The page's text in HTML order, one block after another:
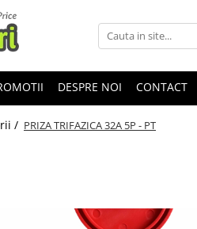
DESPRE NOI CONTACT
/ PRIZA TRIFAZICA 32A 5P - PT